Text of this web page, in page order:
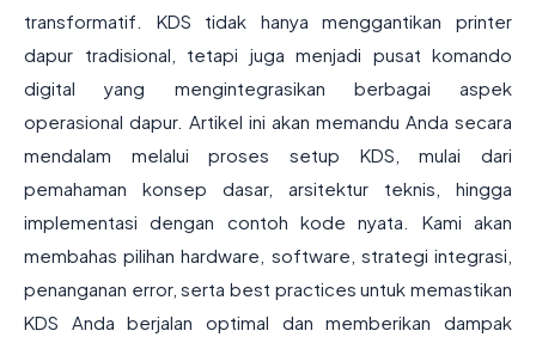
transformatif. KDS tidak hanya menggantikan printer
dapur tradisional, tetapi juga menjadi pusat komando
digital yang mengintegrasikan berbagai aspek
operasional dapur. Artikel ini akan memandu Anda secara
mendalam melalui proses setup KDS, mulai dari
pemahaman konsep dasar, arsitektur teknis, hingga
implementasi dengan contoh kode nyata. Kami akan
membahas pilihan hardware, software, strategi integrasi,
penanganan error, serta best practices untuk memastikan
KDS Anda berjalan optimal dan memberikan dampak